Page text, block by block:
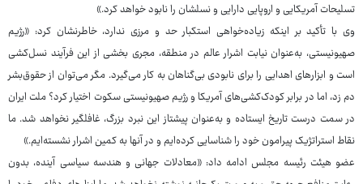
تسلیحات آمریکایی و اروپایی دارایی و نسلشان را نابود خواهد کرد.»
وی با تأکید بر اینکه زیاده‌خواهی استکبار حد و مرزی ندارد، خاطرنشان کرد: «رژیم
صهیونیستی، به‌عنوان نیابت اشرار عالم در منطقه، مجری بخشی از این فرآیند نسل‌کشی
است و ابزارهای اهدایی را برای نابودی بی‌گناهان به کار می‌گیرد. مگر می‌توان از حقوق‌بشر
دم زد، اما در برابر کودک‌کشی‌های آمریکا و رژیم صهیونیستی سکوت اختیار کرد؟ ملت ایران
در سمت درست تاریخ ایستاده و به‌عنوان پیشتاز این نبرد بزرگ، غافلگیر نخواهد شد. ما
نقاط استراتژیک پیرامون خود را شناسایی کرده‌ایم و در آنها به کمین اشرار نشسته‌ایم.»
عضو هیئت رئیسه مجلس ادامه داد: «معادلات جهانی و هندسه سیاسی آینده، بدون